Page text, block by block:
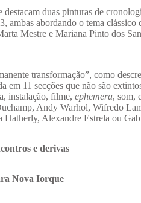
duas pinturas de
ambas abordando o tema
Mestre e Mariana Pinto dos
transformação”, como
em 11 secções que não são
instalação, filme, ephemera, som,
Andy Warhol, Wifredo
Alexandre Estrela ou
e derivas
Nova Iorque